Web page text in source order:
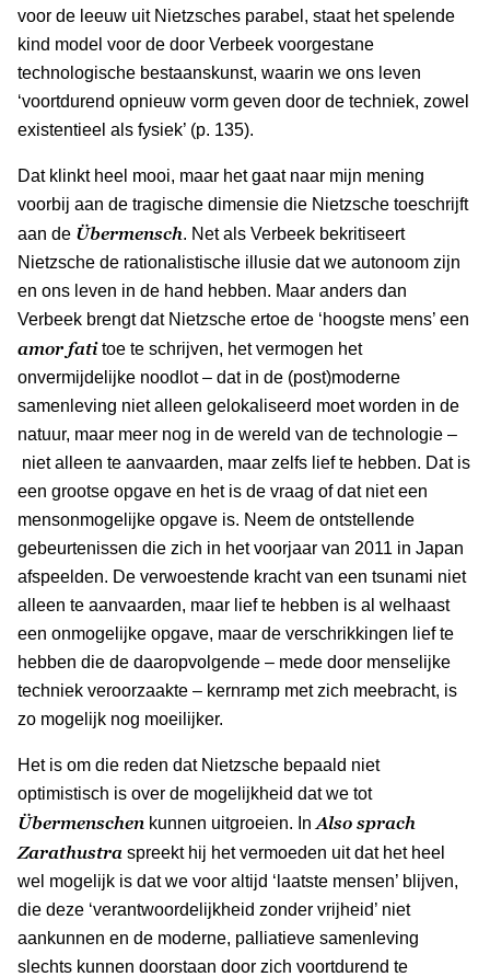
voor de leeuw uit Nietzsches parabel, staat het spelende
kind model voor de door Verbeek voorgestane
technologische bestaanskunst, waarin we ons leven
‘voortdurend opnieuw vorm geven door de techniek, zowel
existentieel als fysiek’ (p. 135).
Dat klinkt heel mooi, maar het gaat naar mijn mening
voorbij aan de tragische dimensie die Nietzsche toeschrijft
aan de Übermensch. Net als Verbeek bekritiseert
Nietzsche de rationalistische illusie dat we autonoom zijn
en ons leven in de hand hebben. Maar anders dan
Verbeek brengt dat Nietzsche ertoe de ‘hoogste mens’ een
amor fatitoe te schrijven, het vermogen het
onvermijdelijke noodlot – dat in de (post)moderne
samenleving niet alleen gelokaliseerd moet worden in de
natuur, maar meer nog in de wereld van de technologie –
niet alleen te aanvaarden, maar zelfs lief te hebben. Dat is
een grootse opgave en het is de vraag of dat niet een
mensonmogelijke opgave is. Neem de ontstellende
gebeurtenissen die zich in het voorjaar van 2011 in Japan
afspeelden. De verwoestende kracht van een tsunami niet
alleen te aanvaarden, maar lief te hebben is al welhaast
een onmogelijke opgave, maar de verschrikkingen lief te
hebben die de daaropvolgende – mede door menselijke
techniek veroorzaakte – kernramp met zich meebracht, is
zo mogelijk nog moeilijker.
Het is om die reden dat Nietzsche bepaald niet
optimistisch is over de mogelijkheid dat we tot
Übermenschen kunnen uitgroeien. In Also sprach
Zarathustra spreekt hij het vermoeden uit dat het heel
wel mogelijk is dat we voor altijd ‘laatste mensen’ blijven,
die deze ‘verantwoordelijkheid zonder vrijheid’ niet
aankunnen en de moderne, palliatieve samenleving
slechts kunnen doorstaan door zich voortdurend te